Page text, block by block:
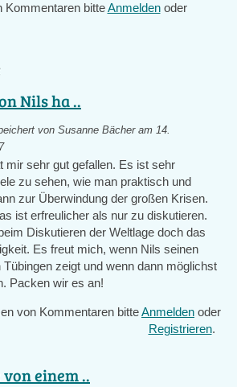
Kommentaren bitteAnmeldenoder
Nils ha ..
von Susanne Bächeram 14.
mir sehr gut gefallen. Es ist sehr
zu sehen, wie man praktisch und
zur Überwindung der großen Krisen.
ist erfreulicher als nur zu diskutieren.
Diskutieren der Weltlage doch das
Es freut mich, wenn Nils seinen
zeigt und wenn dann möglichst
Packen wir es an!
von Kommentaren bitteAnmelden oder
Registrieren.
einem ..